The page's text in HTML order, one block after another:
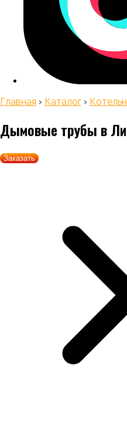
Главная › Каталог ›
Дымовые трубы в
Заказать